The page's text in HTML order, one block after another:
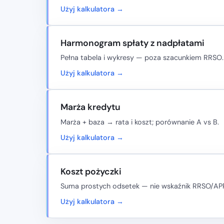
Użyj kalkulatora →
Harmonogram spłaty z nadpłatami
Pełna tabela i wykresy — poza szacunkiem RRSO.
Użyj kalkulatora →
Marża kredytu
Marża + baza → rata i koszt; porównanie A vs B.
Użyj kalkulatora →
Koszt pożyczki
Suma prostych odsetek — nie wskaźnik RRSO/
Użyj kalkulatora →